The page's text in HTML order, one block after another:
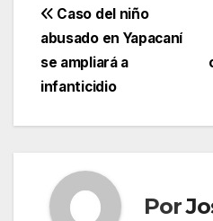
Navegación
de
entradas
Caso del niño
abusado en Yapacaní
se ampliará a
infanticidio
Por